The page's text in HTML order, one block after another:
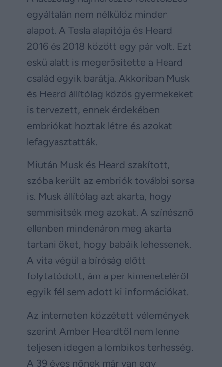
egyáltalán nem nélkülöz minden
alapot. A Tesla alapítója és Heard
2016 és 2018 között egy pár volt. Ezt
eskü alatt is megerősítette a Heard
család egyik barátja. Akkoriban Musk
és Heard állítólag közös gyermekeket
is tervezett, ennek érdekében
embriókat hoztak létre és azokat
lefagyasztatták.
Miután Musk és Heard szakított,
szóba került az embriók további sorsa
is. Musk állítólag azt akarta, hogy
semmisítsék meg azokat. A színésznő
ellenben mindenáron meg akarta
tartani őket, hogy babáik lehessenek.
A vita végül a bíróság előtt
folytatódott, ám a per kimeneteléről
egyik fél sem adott ki információkat.
Az interneten közzétett vélemények
szerint Amber Heardtől nem lenne
teljesen idegen a lombikos terhesség.
A 39 éves nőnek már van egy